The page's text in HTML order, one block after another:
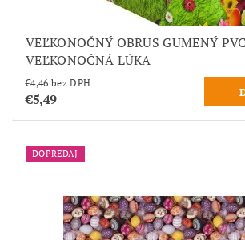
VEĽKONOČNÝ OBRUS GUMENÝ
VEĽKONOČNÁ LÚKA
€4,46 bez DPH
€5,49
DOPREDAJ